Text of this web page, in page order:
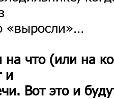
«выросли»…
на что (или на
и
Вот это и